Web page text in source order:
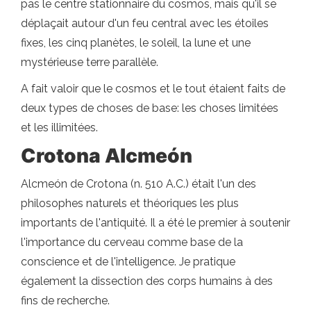
pas le centre stationnaire du cosmos, mais qu'il se
déplaçait autour d'un feu central avec les étoiles
fixes, les cinq planètes, le soleil, la lune et une
mystérieuse terre parallèle.
A fait valoir que le cosmos et le tout étaient faits de
deux types de choses de base: les choses limitées
et les illimitées.
Crotona Alcmeón
Alcmeón de Crotona (n. 510 A.C.) était l'un des
philosophes naturels et théoriques les plus
importants de l'antiquité. Il a été le premier à soutenir
l'importance du cerveau comme base de la
conscience et de l'intelligence. Je pratique
également la dissection des corps humains à des
fins de recherche.